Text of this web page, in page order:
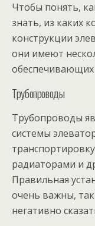
Чтобы понять,
знать, из каких
конструкции
они имеют
обеспечивающих
Трубопроводы
Трубопроводы
системы
радиаторами и
Правильная
очень важны,
негативно